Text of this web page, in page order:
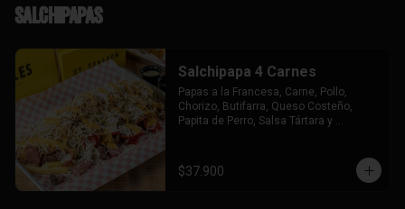
Salchipapas
Salchipapa 4 Carnes
Papas a la Francesa, Carne, Pollo,
Chorizo, Butifarra, Queso Costeño,
Papita de Perro, Salsa Tártara y
$37.900